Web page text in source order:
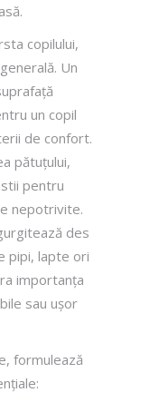
copilului,
Un
un copil
de confort.
pătuțului,
pentru
nepotrivite.
des
pipi, lapte ori
importanța
sau ușor
formulează